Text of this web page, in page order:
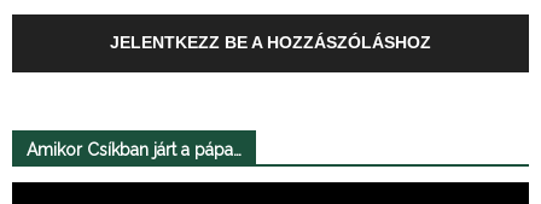
JELENTKEZZ BE A HOZZÁSZÓLÁSHOZ
Amikor Csíkban járt a pápa…